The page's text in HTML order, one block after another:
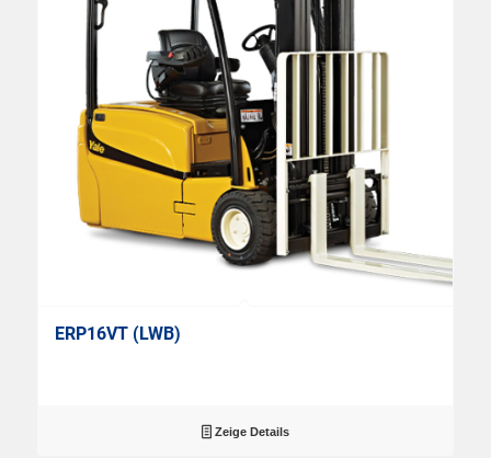
ERP16VT (LWB)
Zeige Details